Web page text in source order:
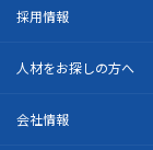
採用情報
人材をお探しの方へ
会社情報